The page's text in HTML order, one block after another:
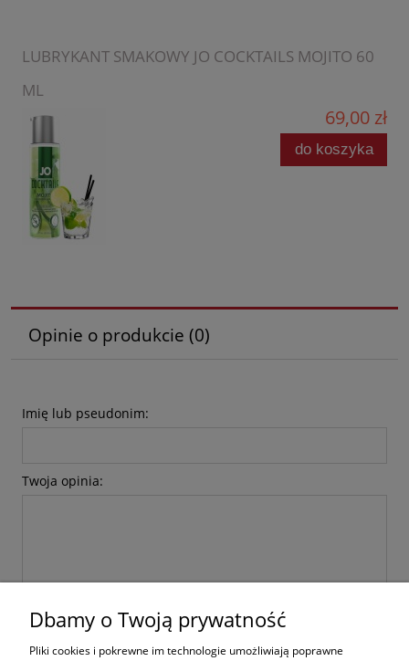
LUBRYKANT SMAKOWY JO COCKTAILS MOJITO 60
ML
69,00 zł
do koszyka
Opinie o produkcie (0)
Imię lub pseudonim:
Twoja opinia:
Dbamy o Twoją prywatność
Pliki cookies i pokrewne im technologie umożliwiają poprawne